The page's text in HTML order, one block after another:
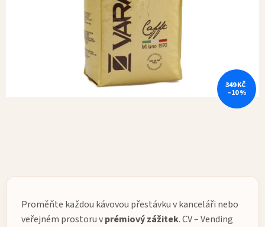
Proměňte každou kávovou přestávku v kanceláři nebo
veřejném prostoru vprémiový zážitek.CV – Vending
349 KČ
–10 %